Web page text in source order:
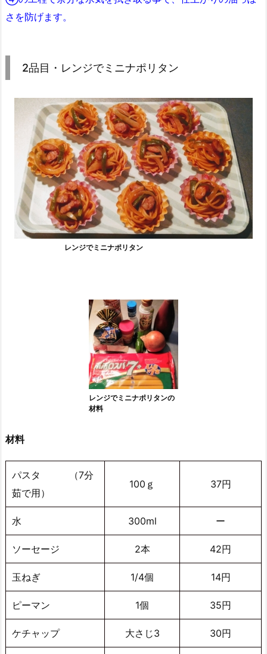
さを防げます。
2品目・レンジでミニナポリタン
レンジでミニナポリタン
レンジでミニナポリタンの
材料
材料
パスタ （7分
茹で用）
100ｇ 37円
水 300ml ー
ソーセージ 2本 42円
玉ねぎ 1/4個 14円
ピーマン 1個 35円
ケチャップ 大さじ3 30円